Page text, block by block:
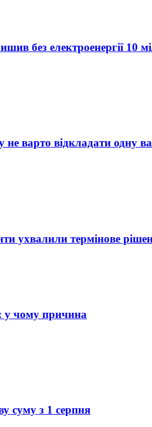
без електроенергії 10
варто відкладати одну
ухвалили термінове
у чому причина
суму з 1 серпня